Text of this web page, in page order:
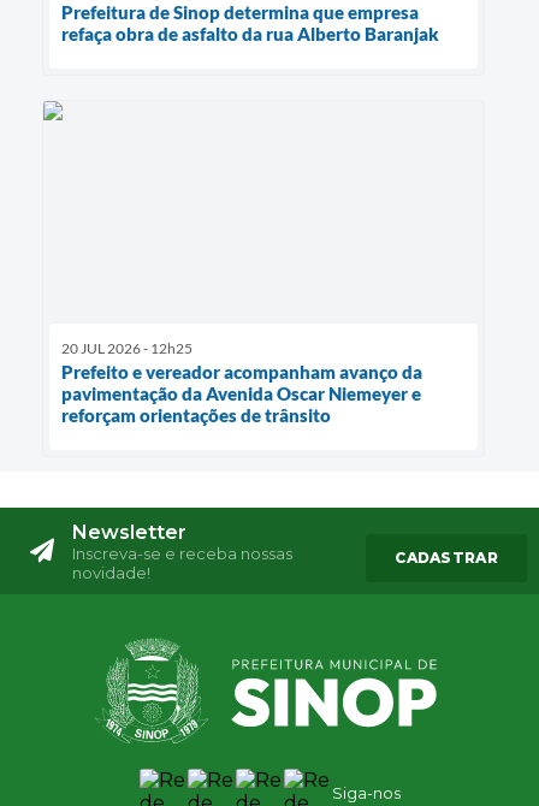
Prefeitura de Sinop determina que empresa
refaça obra de asfalto da rua Alberto Baranjak
20 JUL 2026 - 12h25
Prefeito e vereador acompanham avanço da
pavimentação da Avenida Oscar Niemeyer e
reforçam orientações de trânsito
Newsletter
Inscreva-se e receba nossas
novidade!
CADASTRAR
Siga-nos